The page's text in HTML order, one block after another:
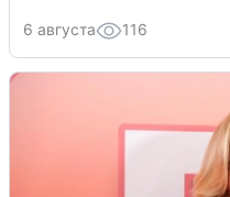
6 августа 116